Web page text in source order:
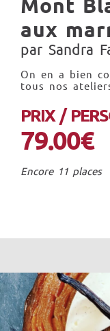
Mont
aux
par Sandra
On en a bien
tous nos
PRIX /
79.00€
Encore 11 places